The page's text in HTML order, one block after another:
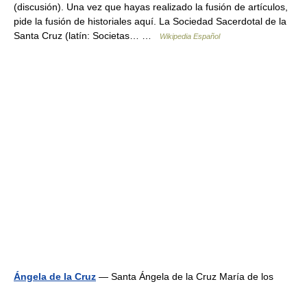
(discusión). Una vez que hayas realizado la fusión de artículos,
pide la fusión de historiales aquí. La Sociedad Sacerdotal de la
Santa Cruz (latín: Societas… …
Wikipedia Español
Ángela de la Cruz — Santa Ángela de la Cruz María de los